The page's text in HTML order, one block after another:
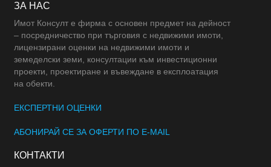
ЗА НАС
Имот Консулт е фирма с основен предмет на дейност
– посредничество при търговия с недвижими имоти,
лицензирани оценки на недвижими имоти и
земеделски земи, консултации към инвестиционни
проекти, проектиране и въвеждане в експлоатация
на обекти.
ЕКСПЕРТНИ ОЦЕНКИ
АБОНИРАЙ СЕ ЗА ОФЕРТИ ПО E-MAIL
КОНТАКТИ